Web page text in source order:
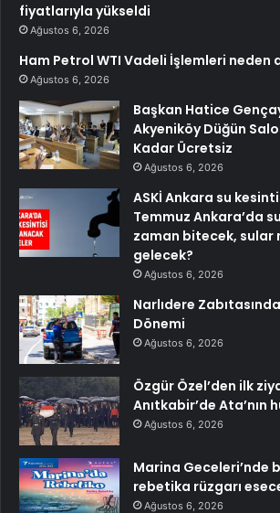
fiyatlarıyla yükseldi
Ağustos 6, 2026
Ham Petrol WTI Vadeli İşlemleri neden
Ağustos 6, 2026
Başkan Hatice
Akyeniköy Düğün
Kadar Ücretsiz
Ağustos 6, 2026
ASKİ Ankara su
Temmuz Ankara’da
zaman bitecek, sular
gelecek?
Ağustos 6, 2026
Narlıdere
Dönemi
Ağustos 6, 2026
Özgür Özel’den ilk
Anıtkabir’de Ata’nın
Ağustos 6, 2026
Marina Geceleri’nde
rebetika rüzgarı
Ağustos 6, 2026